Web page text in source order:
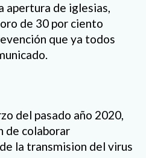
apertura de iglesias,
de 30 por ciento
que ya todos
del pasado año 2020,
de colaborar
la transmision del virus